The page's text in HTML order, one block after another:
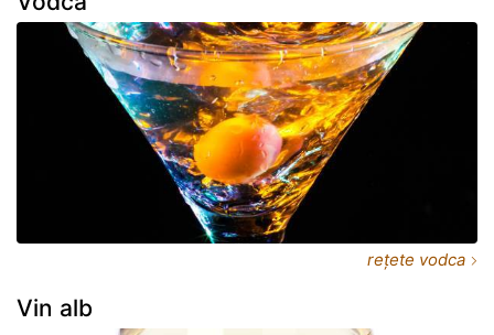
rețete vodca
Vin alb